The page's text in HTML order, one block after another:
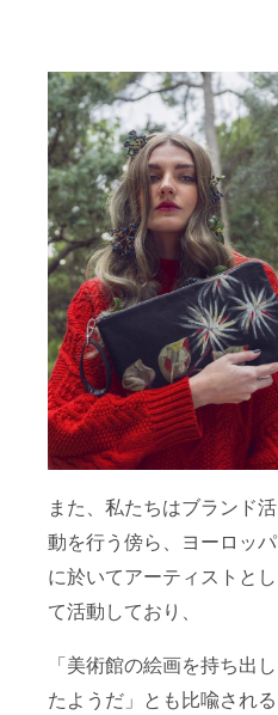
また、私たちはブランド活
動を行う傍ら、ヨーロッパ
に於いてアーティストとし
て活動しており、
「美術館の絵画を持ち出し
たようだ」とも比喩される